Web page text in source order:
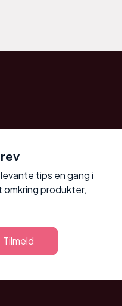
tips en gang i
produkter,
Tilmeld